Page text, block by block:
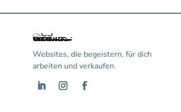
Websites, die begeistern, für dich
arbeiten und verkaufen.